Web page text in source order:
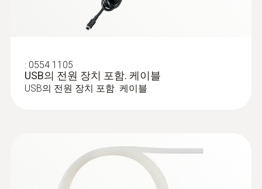
testo 805i - 적외선 온도 측정기(스마트
: 0554 1105
USB의 전원 장치 포함. 케이블
USB의 전원 장치 포함. 케이블